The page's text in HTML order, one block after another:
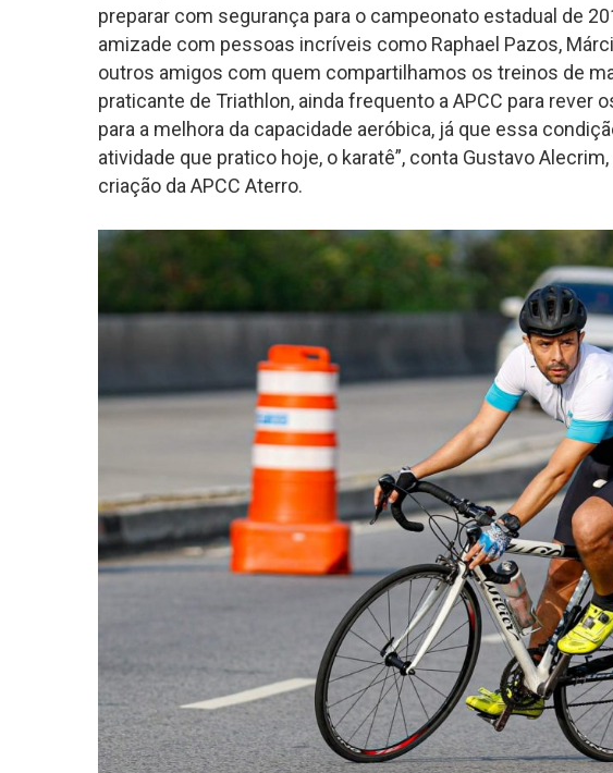
preparar com segurança para o campeonato estadual de
amizade com pessoas incríveis como Raphael Pazos,
outros amigos com quem compartilhamos os treinos de
praticante de Triathlon, ainda frequento a APCC para rever
para a melhora da capacidade aeróbica, já que essa
atividade que pratico hoje, o karatê”, conta Gustavo
criação da APCC Aterro.